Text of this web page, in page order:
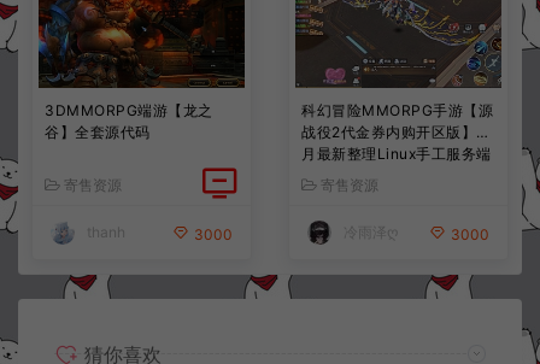
3DMMORPG端游【龙之
谷】全套源代码
寄售资源
thanh 3000
科幻冒险MMORPG手游【源
战役2代金券内购开区版】7
月最新整理Linux手工服务端
+配套源码+多功能管理后台
+支付后台+CDK授权后台
+安卓+详细搭建教程+视频
教程
寄售资源
冷雨泽ღ 3000
猜你喜欢